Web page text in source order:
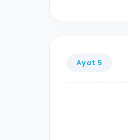
Ayat 5